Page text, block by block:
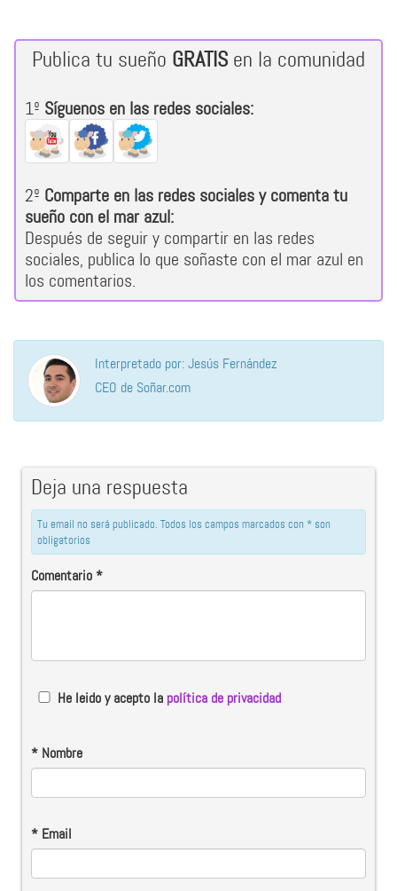
Publica tu sueño GRATISen la comunidad
1º Síguenos en las redes sociales:
2º Comparte en las redes sociales y comenta tu
sueño con el mar azul:
Después de seguir y compartir en las redes
sociales, publica lo que soñaste con el mar azul en
los comentarios.
Interpretado por: Jesús Fernández
CEO de Soñar.com
Deja una respuesta
Tu email no será publicado. Todos los campos marcados con * son
obligatorios
Comentario*
He leido y acepto la política de privacidad
* Nombre
* Email